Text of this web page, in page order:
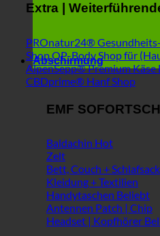
Extra |
PROnatur24®
ShopOP-Body Shop für
AlpenSepp® Premium Käse
CBDprime® Hanf Shop
Abschirmung
EMF
Baldachin
Zelt
Bett, Couch + Schlafsack
Kleidung + Textilien
Handytaschen
Antennen Patch | Chip
Headset | Kopfhörer